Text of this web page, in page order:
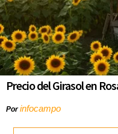
Precio del Girasol en
Porinfocampo